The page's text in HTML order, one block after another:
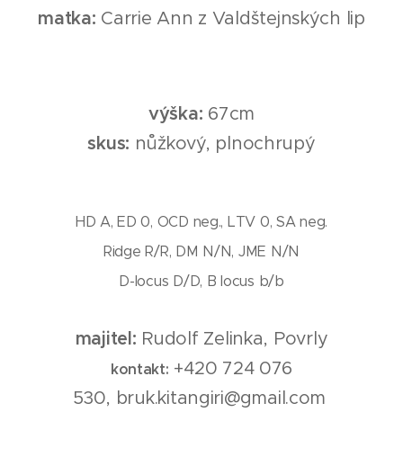
matka: Carrie Ann z Valdštejnských lip
výška: 67cm
skus: nůžkový, plnochrupý
HD A, ED 0, OCD neg., LTV 0, SA neg.
Ridge R/R, DM N/N, JME N/N
D-locus D/D, B locus b/b
majitel: Rudolf Zelinka, Povrly
kontakt: +420 724 076
530, bruk.kitangiri@gmail.com